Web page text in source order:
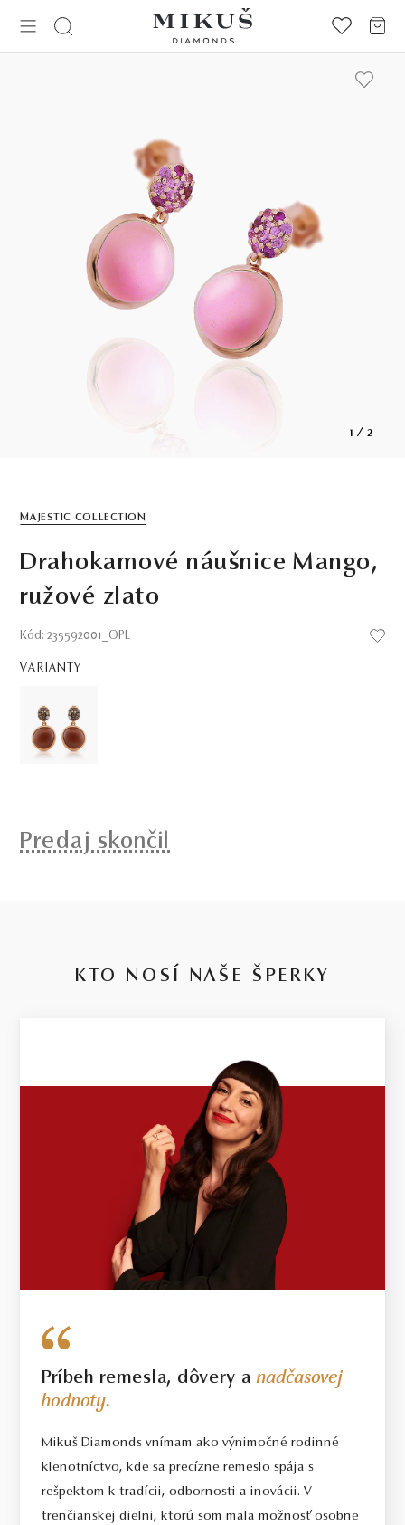
1 / 2
MAJESTIC COLLECTION
Drahokamové náušnice Mango,
ružové zlato
Kód: 235592001_OPL
VARIANTY
Predaj skončil
KTO NOSÍ NAŠE ŠPERKY
Príbeh remesla, dôvery anadčasovej
hodnoty.
Mikuš Diamonds vnímam ako výnimočné rodinné
klenotníctvo, kde sa precízne remeslo spája s
rešpektom k tradícii, odbornosti a inovácii. V
trenčianskej dielni, ktorú som mala možnosť osobne